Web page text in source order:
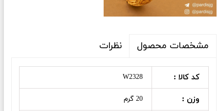
مشخصات محصول نظرات
کد کالا : W2328
وزن : 20 گرم